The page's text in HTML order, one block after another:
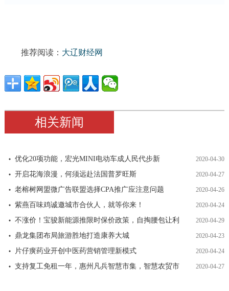
推荐阅读： 大辽财经网
相关新闻
优化20项功能，宏光MINI电动车成人民代步新 2020-04-30
开启花海浪漫，何须远赴法国普罗旺斯 2020-04-27
老榕树网盟微广告联盟选择CPA推广应注意问题 2020-04-26
紫燕百味鸡诚邀城市合伙人，就等你来！ 2020-04-24
不涨价！宝骏新能源推限时保价政策，自掏腰包让利 2020-04-29
鼎龙集团布局旅游胜地打造康养大城 2020-04-23
片仔癀药业开创中医药营销管理新模式 2020-04-24
支持复工免租一年，惠州凡兵智慧市集，智慧农贸市 2020-04-27